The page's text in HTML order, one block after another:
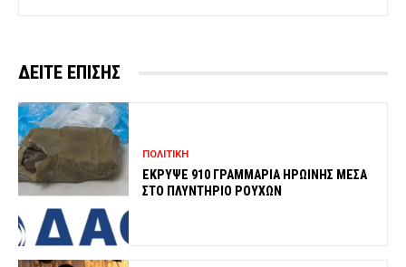
ΔΕΙΤΕ ΕΠΙΣΗΣ
ΠΟΛΙΤΙΚΗ
ΕΚΡΥΨΕ 910 ΓΡΑΜΜΑΡΙΑ ΗΡΩΙΝΗΣ ΜΕΣΑ
ΣΤΟ ΠΛΥΝΤΗΡΙΟ ΡΟΥΧΩΝ